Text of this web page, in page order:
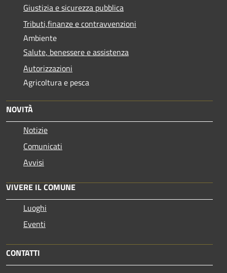
Giustizia e sicurezza pubblica
Tributi,finanze e contravvenzioni
Ambiente
Salute, benessere e assistenza
Autorizzazioni
Agricoltura e pesca
NOVITÀ
Notizie
Comunicati
Avvisi
VIVERE IL COMUNE
Luoghi
Eventi
CONTATTI